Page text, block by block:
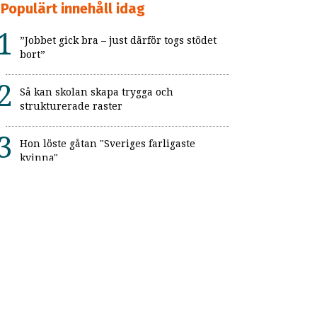
Populärt innehåll idag
”Jobbet gick bra – just därför togs stödet
bort”
Så kan skolan skapa trygga och
strukturerade raster
Hon löste gåtan "Sveriges farligaste
kvinna"